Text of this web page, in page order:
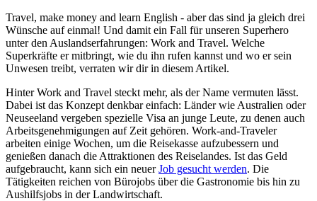
Travel, make money and learn English - aber das sind ja gleich drei
Wünsche auf einmal! Und damit ein Fall für unseren Superhero
unter den Auslandserfahrungen: Work and Travel. Welche
Superkräfte er mitbringt, wie du ihn rufen kannst und wo er sein
Unwesen treibt, verraten wir dir in diesem Artikel.
Hinter Work and Travel steckt mehr, als der Name vermuten lässt.
Dabei ist das Konzept denkbar einfach: Länder wie Australien oder
Neuseeland vergeben spezielle Visa an junge Leute, zu denen auch
Arbeitsgenehmigungen auf Zeit gehören. Work-and-Traveler
arbeiten einige Wochen, um die Reisekasse aufzubessern und
genießen danach die Attraktionen des Reiselandes. Ist das Geld
aufgebraucht, kann sich ein neuerJob gesucht werden. Die
Tätigkeiten reichen von Bürojobs über die Gastronomie bis hin zu
Aushilfsjobs in der Landwirtschaft.